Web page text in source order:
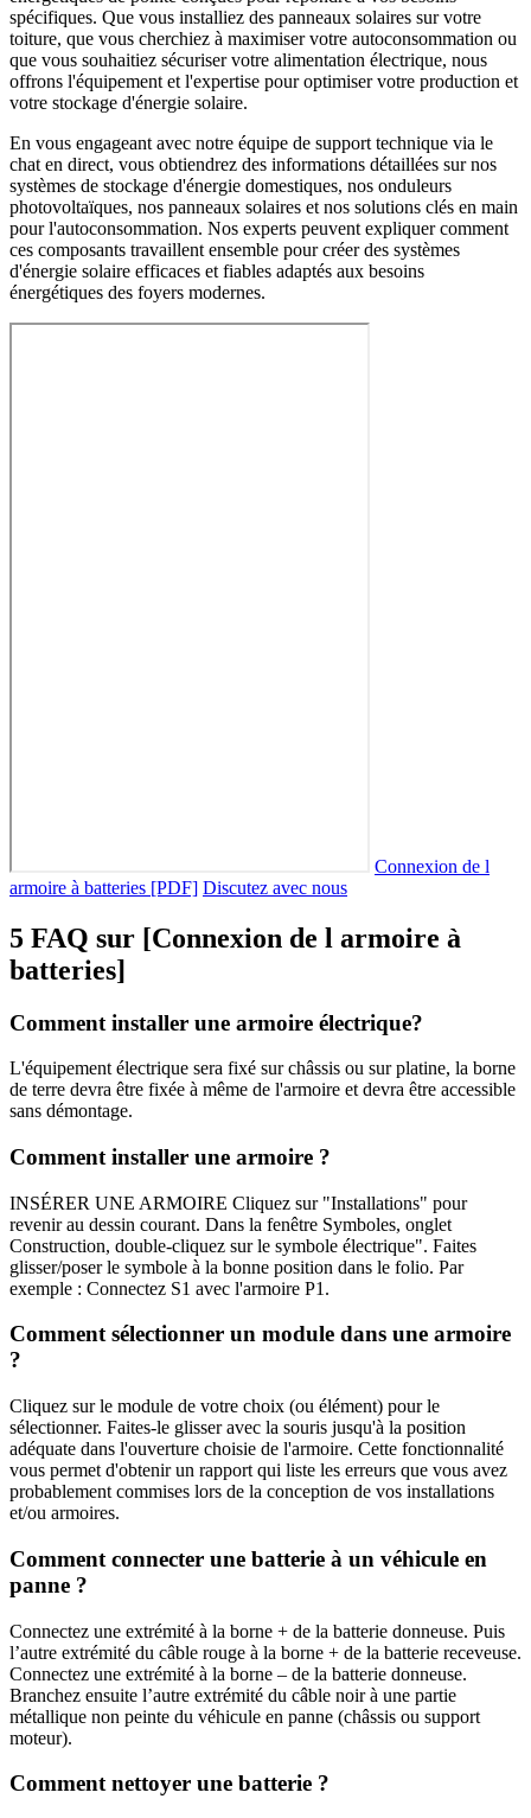
spécifiques. Que vous installiez des panneaux solaires sur votre
toiture, que vous cherchiez à maximiser votre autoconsommation ou
que vous souhaitiez sécuriser votre alimentation électrique, nous
offrons l'équipement et l'expertise pour optimiser votre production et
votre stockage d'énergie solaire.
En vous engageant avec notre équipe de support technique via le
chat en direct, vous obtiendrez des informations détaillées sur nos
systèmes de stockage d'énergie domestiques, nos onduleurs
photovoltaïques, nos panneaux solaires et nos solutions clés en main
pour l'autoconsommation. Nos experts peuvent expliquer comment
ces composants travaillent ensemble pour créer des systèmes
d'énergie solaire efficaces et fiables adaptés aux besoins
énergétiques des foyers modernes.
Connexion de l
armoire à batteries [PDF] Discutez avec nous
5 FAQ sur [Connexion de l armoire à
batteries]
Comment installer une armoire électrique?
L'équipement électrique sera fixé sur châssis ou sur platine, la borne
de terre devra être fixée à même de l'armoire et devra être accessible
sans démontage.
Comment installer une armoire ?
INSÉRER UNE ARMOIRE Cliquez sur "Installations" pour
revenir au dessin courant. Dans la fenêtre Symboles, onglet
Construction, double-cliquez sur le symbole électrique". Faites
glisser/poser le symbole à la bonne position dans le folio. Par
exemple : Connectez S1 avec l'armoire P1.
Comment sélectionner un module dans une armoire
?
Cliquez sur le module de votre choix (ou élément) pour le
sélectionner. Faites-le glisser avec la souris jusqu'à la position
adéquate dans l'ouverture choisie de l'armoire. Cette fonctionnalité
vous permet d'obtenir un rapport qui liste les erreurs que vous avez
probablement commises lors de la conception de vos installations
et/ou armoires.
Comment connecter une batterie à un véhicule en
panne ?
Connectez une extrémité à la borne + de la batterie donneuse. Puis
l’autre extrémité du câble rouge à la borne + de la batterie receveuse.
Connectez une extrémité à la borne – de la batterie donneuse.
Branchez ensuite l’autre extrémité du câble noir à une partie
métallique non peinte du véhicule en panne (châssis ou support
moteur).
Comment nettoyer une batterie ?